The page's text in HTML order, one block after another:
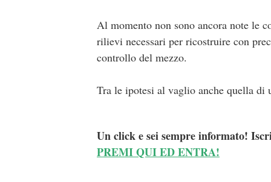
Al momento non sono ancora note le
rilievi necessari per ricostruire con
controllo del mezzo.
Tra le ipotesi al vaglio anche quella di
Un click e sei sempre informato!
PREMI QUI ED ENTRA!